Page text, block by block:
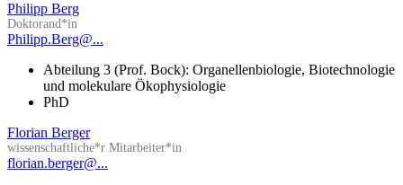
Philipp Berg
Doktorand*in
Philipp.Berg@...
Abteilung 3 (Prof. Bock): Organellenbiologie, Biotechnologie
und molekulare Ökophysiologie
PhD
Florian Berger
wissenschaftliche*r Mitarbeiter*in
florian.berger@...